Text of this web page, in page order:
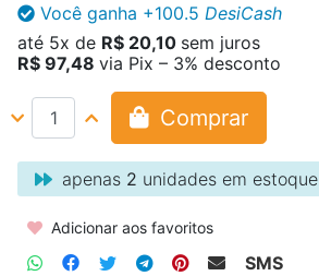
Você ganha +100.5 DesiCash
até 5x de R$ 20,10 sem juros
R$ 97,48 via Pix – 3% desconto
Comprar
apenas 2 unidades em estoque
Adicionar aos favoritos
SMS